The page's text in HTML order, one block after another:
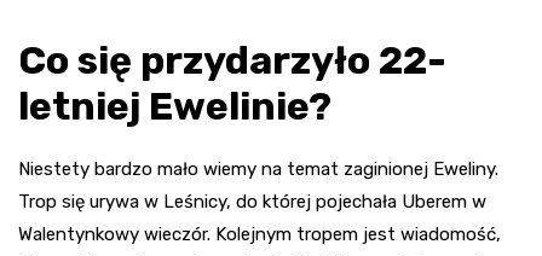
Co się przydarzyło 22-
letniej Ewelinie?
Niestety bardzo mało wiemy na temat zaginionej Eweliny.
Trop się urywa w Leśnicy, do której pojechała Uberem w
Walentynkowy wieczór. Kolejnym tropem jest wiadomość,